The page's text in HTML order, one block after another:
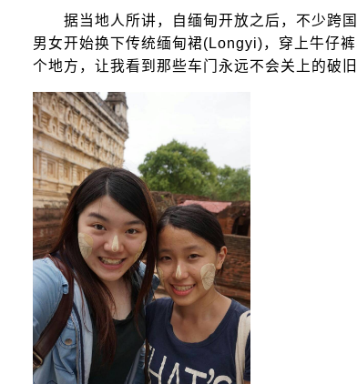
据当地人所讲，自缅甸开放之后，不少跨国
男女开始换下传统缅甸裙(Longyi)，穿上牛仔
个地方，让我看到那些车门永远不会关上的破